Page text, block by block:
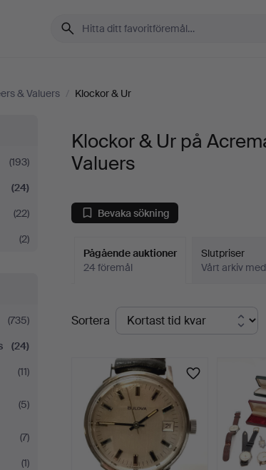
& Valuers / Klockor & Ur
(193)
(24)
(22)
(2)
(735)
(24)
(11)
(5)
(7)
(1)
Klockor & Ur på
Valuers
Bevaka sökning
Pågående auktioner
24 föremål
Slutpriser
Vårt arkiv
Pågående
auktioner
Sortera